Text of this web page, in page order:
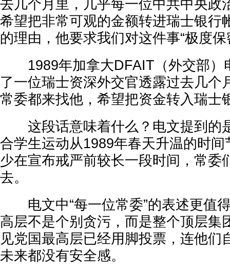
去几个月里，几乎每一位中共中央政
希望把非常可观的金额转进瑞士银行
的理由，他要求我们对这件事“极度保
1989年加拿大DFAIT（外交部）
了一位瑞士资深外交官透露过去几个
常委都来找他，希望把资金转入瑞士
这段话意味着什么？电文提到的
合学生运动从1989年春天升温的时
少在宣布戒严前较长一段时间，常委
去。
电文中“每一位常委”的表述更值
高层不是个别贪污，而是整个顶层集
见党国最高层已经用脚投票，连他们
未来都没有安全感。